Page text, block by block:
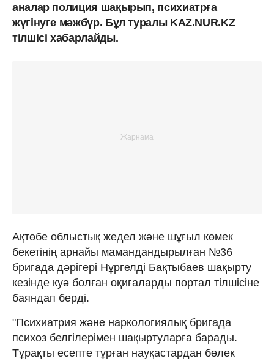
аналар полиция шақырып, психиатрға
жүгінуге мәжбүр. Бұл туралы KAZ.NUR.KZ
тілшісі хабарлайды.
Ақтөбе облыстық жедел және шұғыл көмек
бекетінің арнайы мамандандырылған №36
бригада дәрігері Нұргелді Бақтыбаев шақырту
кезінде куә болған оқиғаларды портал тілшісіне
баяндап берді.
"Психиатрия және наркологиялық бригада
психоз белгілерімен шақыртуларға барады.
Тұрақты есепте тұрған науқастардан бөлек